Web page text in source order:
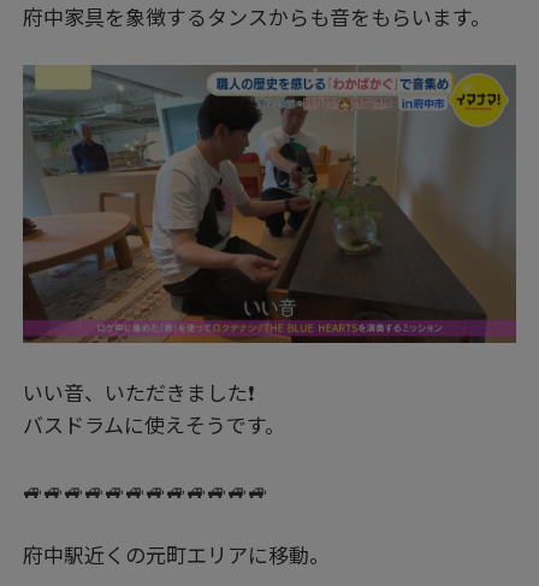
府中家具を象徴するタンスからも音をもらいます。
いい音、いただきました❗
バスドラムに使えそうです。
🚙🚙🚙🚙🚙🚙🚙🚙🚙🚙🚙🚙
府中駅近くの元町エリアに移動。